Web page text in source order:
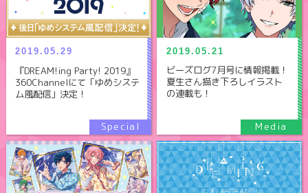
2019.05.29
『DREAM!ing Party! 2019』
360Channelにて「ゆめシステ
ム風配信」決定！
2019.05.21
ビーズログ7月号に情報掲載！
夏生さん描き下ろしイラスト
の連載も！